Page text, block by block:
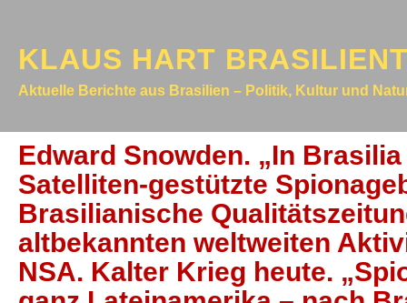
KLAUS HART
Aktuelle Berichte aus Brasilien – Politik, Kultur und
Edward Snowden. „In
Satelliten-gestützte
Brasilianische
altbekannten weltweiten
NSA. Kalter Krieg heute.